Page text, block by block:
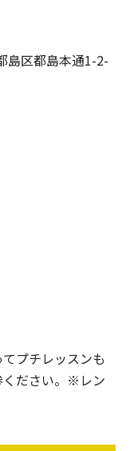
区都島本通1-2-
プチレッスンも
ください。※レン